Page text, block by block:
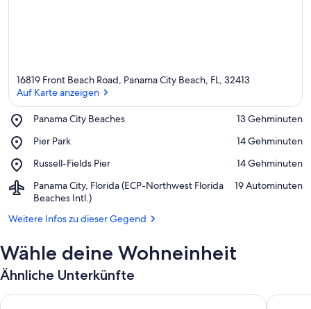
16819 Front Beach Road, Panama City Beach, FL, 32413
Auf Karte anzeigen
Panama City Beaches
Place,
City
‪13 Gehminuten‬
Pier Park
Place,
Park
‪14 Gehminuten‬
Russell-Fields Pier
Place,
Fields
Pier
‪14 Gehminuten‬
Panama City, Florida (ECP-Northwest Florida
Beaches Intl.)
Airport,
Panama
Florida
Northwest
Florida
Beaches
‪19 Autominuten‬
Weitere Infos zu dieser Gegend
Wähle deine Wohneinheit
Ähnliche Unterkünfte
Serene & upscale beachfront condo with furnished balcony,